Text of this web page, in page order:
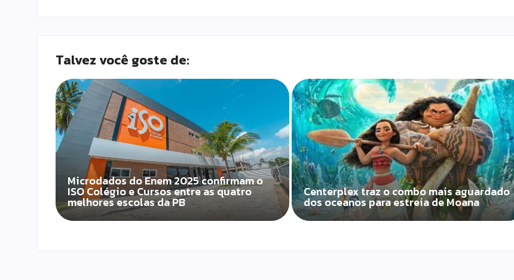
Talvez você goste de:
Microdados do Enem 2025 confirmam o
ISO Colégio e Cursos entre as quatro
melhores escolas da PB
Centerplex traz o combo mais aguardado
dos oceanos para estreia de Moana